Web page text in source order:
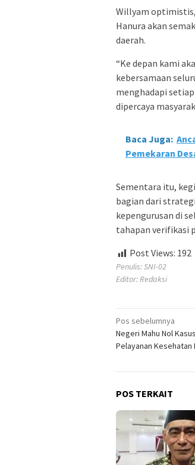
Willyam
Hanura akan
daerah.
“Ke depan kami
kebersamaan
menghadapi
dipercaya
Baca Juga:
Pemekaran
Sementara itu,
bagian dari
kepengurusan di
tahapan verifikasi
Post Views: 192
Penulis: SNI-02
Editor: Redaksi
Navigasi
pos
Pos sebelumnya
Negeri Mahu Nol
Pelayanan
POS TERKAIT